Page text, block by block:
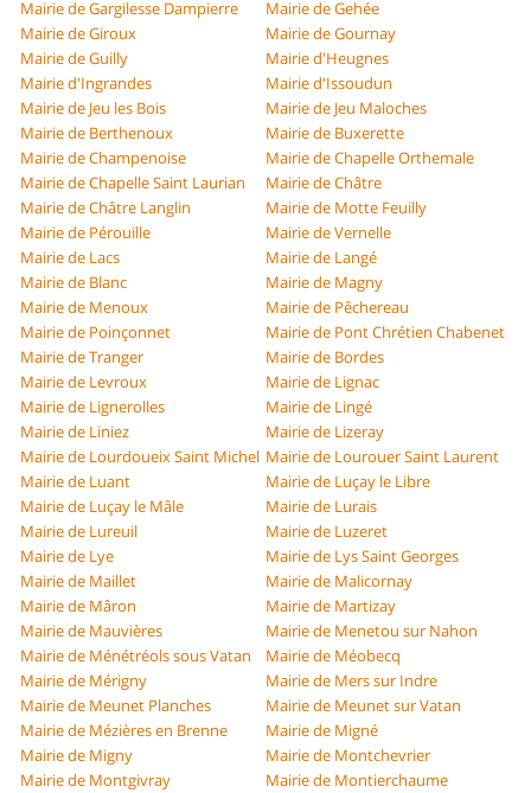
Mairie de Gargilesse Dampierre
Mairie de Gehée
Mairie de Giroux
Mairie de Gournay
Mairie de Guilly
Mairie d'Heugnes
Mairie d'Ingrandes
Mairie d'Issoudun
Mairie de Jeu les Bois
Mairie de Jeu Maloches
Mairie de Berthenoux
Mairie de Buxerette
Mairie de Champenoise
Mairie de Chapelle Orthemale
Mairie de Chapelle Saint Laurian
Mairie de Châtre
Mairie de Châtre Langlin
Mairie de Motte Feuilly
Mairie de Pérouille
Mairie de Vernelle
Mairie de Lacs
Mairie de Langé
Mairie de Blanc
Mairie de Magny
Mairie de Menoux
Mairie de Pêchereau
Mairie de Poinçonnet
Mairie de Pont Chrétien Chabenet
Mairie de Tranger
Mairie de Bordes
Mairie de Levroux
Mairie de Lignac
Mairie de Lignerolles
Mairie de Lingé
Mairie de Liniez
Mairie de Lizeray
Mairie de Lourdoueix Saint Michel Mairie de Lourouer Saint Laurent
Mairie de Luant
Mairie de Luçay le Libre
Mairie de Luçay le Mâle
Mairie de Lurais
Mairie de Lureuil
Mairie de Luzeret
Mairie de Lye
Mairie de Lys Saint Georges
Mairie de Maillet
Mairie de Malicornay
Mairie de Mâron
Mairie de Martizay
Mairie de Mauvières
Mairie de Menetou sur Nahon
Mairie de Ménétréols sous Vatan
Mairie de Méobecq
Mairie de Mérigny
Mairie de Mers sur Indre
Mairie de Meunet Planches
Mairie de Meunet sur Vatan
Mairie de Mézières en Brenne
Mairie de Migné
Mairie de Migny
Mairie de Montchevrier
Mairie de Montgivray
Mairie de Montierchaume